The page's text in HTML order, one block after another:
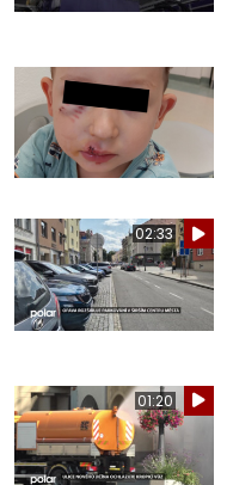
02:33
01:20